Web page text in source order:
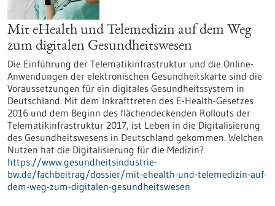
Mit eHealth und Telemedizin auf dem Weg
zum digitalen Gesundheitswesen
Die Einführung der Telematikinfrastruktur und die Online-
Anwendungen der elektronischen Gesundheitskarte sind die
Voraussetzungen für ein digitales Gesundheitssystem in
Deutschland. Mit dem Inkrafttreten des E-Health-Gesetzes
2016 und dem Beginn des flächendeckenden Rollouts der
Telematikinfrastruktur 2017, ist Leben in die Digitalisierung
des Gesundheitswesens in Deutschland gekommen. Welchen
Nutzen hat die Digitalisierung für die Medizin?
https://www.gesundheitsindustrie-
bw.de/fachbeitrag/dossier/mit-ehealth-und-telemedizin-auf-
dem-weg-zum-digitalen-gesundheitswesen